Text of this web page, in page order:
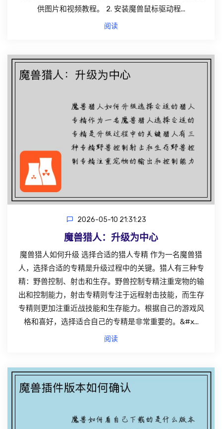
供图片和视频教程。 2. 安装魔兽鼠标驱动程...
阅读
2026-05-10 21:31:23
魔兽猎人：升级为中心
魔兽猎人如何升级 选择合适的猎人专精 作为一名魔兽猎
人，选择合适的专精是升级过程中的关键。猎人有三种专
精：野兽控制、射击和生存。野兽控制专精注重宠物的输
出和控制能力，射击专精则专注于远程射击技能，而生存
专精则更加注重近战技能和生存能力。根据自己的游戏风
格和喜好，选择适合自己的专精是非常重要的。&#x...
阅读